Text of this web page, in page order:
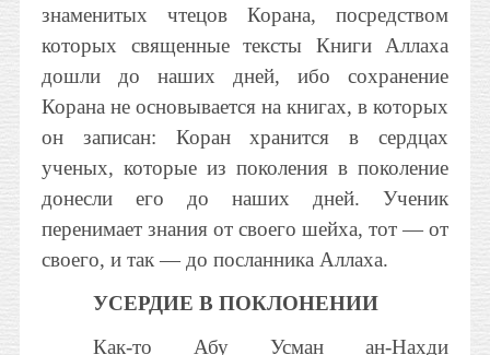
знаменитых чтецов Корана, посредством
которых священные тексты Книги Аллаха
дошли до наших дней, ибо сохранение
Корана не основывается на книгах, в которых
он записан: Коран хранится в сердцах
ученых, которые из поколения в поколение
донесли его до наших дней. Ученик
перенимает знания от своего шейха, тот — от
своего, и так — до посланника Аллаха.
УСЕРДИЕ В ПОКЛОНЕНИИ
Как-то Абу Усман ан-Нахди